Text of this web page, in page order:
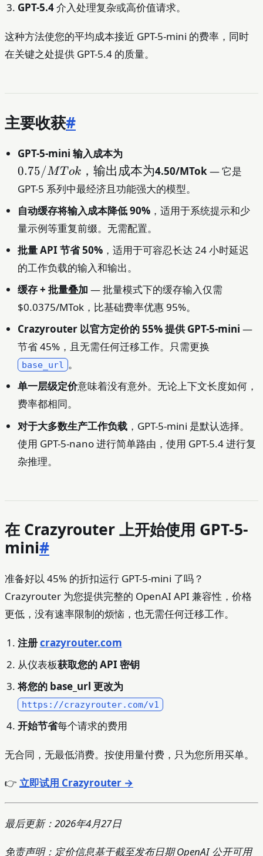
GPT-5.4介入处理复杂或高价值请求。
这种方法使您的平均成本接近 GPT-5-mini 的费率，同时
在关键之处提供 GPT-5.4 的质量。
主要收获#
GPT-5-mini 输入成本为
输出成本为
0.75/MT ok ，输出成本为4.50/MTok — 它是
GPT-5 系列中最经济且功能强大的模型。
自动缓存将输入成本降低 90%，适用于系统提示和少
量示例等重复前缀。无需配置。
批量 API 节省 50%，适用于可容忍长达 24 小时延迟
的工作负载的输入和输出。
缓存 + 批量叠加 — 批量模式下的缓存输入仅需
$0.0375/MTok，比基础费率优惠 95%。
Crazyrouter 以官方定价的 55% 提供 GPT-5-mini —
节省 45%，且无需任何迁移工作。只需更换
base_url 。
单一层级定价意味着没有意外。无论上下文长度如何，
费率都相同。
对于大多数生产工作负载，GPT-5-mini 是默认选择。
使用 GPT-5-nano 进行简单路由，使用 GPT-5.4 进行复
杂推理。
在 Crazyrouter 上开始使用 GPT-5-
mini#
准备好以 45% 的折扣运行 GPT-5-mini 了吗？
Crazyrouter 为您提供完整的 OpenAI API 兼容性，价格
更低，没有速率限制的烦恼，也无需任何迁移工作。
注册crazyrouter.com
从仪表板获取您的 API 密钥
将您的 base_url 更改为
https://crazyrouter.com/v1
开始节省每个请求的费用
无合同，无最低消费。按使用量付费，只为您所用买单。
👉 立即试用 Crazyrouter →
最后更新：2026年4月27日
免责声明：定价信息基于截至发布日期 OpenAI 公开可用